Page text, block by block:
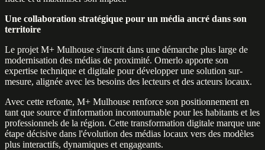
Une collaboration stratégique pour un média ancré dans son
territoire
Le projet M+ Mulhouse s'inscrit dans une démarche plus large de
modernisation des médias de proximité. Omerlo apporte son
expertise technique et digitale pour développer une solution sur-
mesure, alignée avec les besoins des lecteurs et des acteurs locaux.
Avec cette refonte, M+ Mulhouse renforce son positionnement en
tant que source d'information incontournable pour les habitants et les
professionnels de la région. Cette transformation digitale marque une
étape décisive dans l'évolution des médias locaux vers des modèles
plus interactifs, dynamiques et engageants.